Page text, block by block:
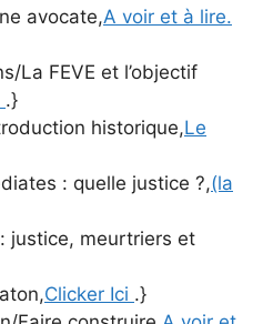
avocate,A voir et à lire.
La FEVE et l’objectif
.}
historique,Le
: quelle justice ?,(la
justice, meurtriers et
Clicker Ici .}